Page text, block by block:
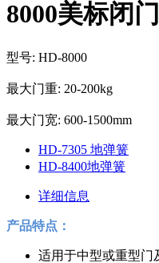
8000美标闭
型号: HD-8000
最大门重: 20-200kg
最大门宽: 600-1500mm
HD-7305 地弹簧
HD-8400地弹簧
详细信息
产品特点：
适用于中型或重型门